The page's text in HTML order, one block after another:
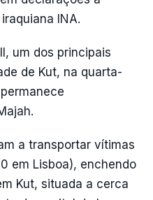
INA.
um dos principais
de Kut, na quarta-
a transportar vítimas
em Lisboa), enchendo
Kut, situada a cerca